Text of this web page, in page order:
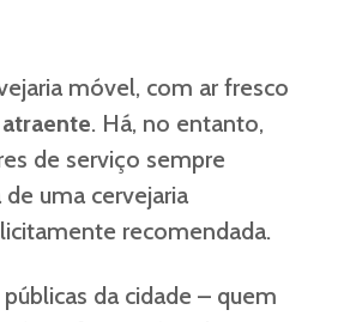
móvel, com ar fresco
atraente. Há, no entanto,
de serviço sempre
uma cervejaria
recomendada.
da cidade – quem